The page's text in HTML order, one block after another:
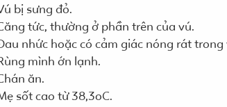
bị sưng đỏ.
tức, thường ở phần trên của vú.
nhức hoặc có cảm giác nóng rát
mình ớn lạnh.
ăn.
sốt cao từ 38,3oC.